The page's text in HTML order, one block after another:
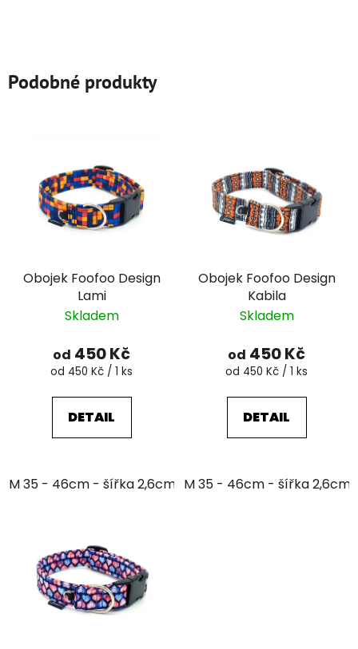
Podobné produkty
Obojek Foofoo Design
Lami
Skladem
od 450 Kč
Měrná
od 450 Kč / 1 ks
DETAIL
M 35 - 46cm - šířka 2,6cm
Obojek Foofoo Design
Kabila
Skladem
od 450 Kč
Měrná
od 450 Kč / 1 ks
DETAIL
M 35 - 46cm - šířka 2,6cm